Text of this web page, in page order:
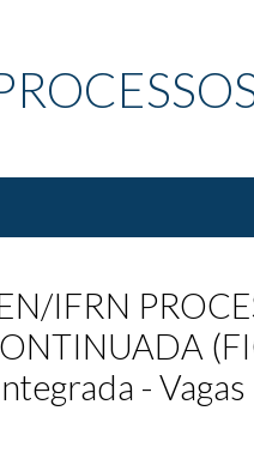
IFRN
-